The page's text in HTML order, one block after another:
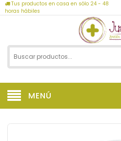
Tus productos en casa en sólo 24 - 48
horas hábiles
MENÚ